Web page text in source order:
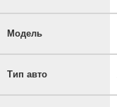
Модель
Тип авто